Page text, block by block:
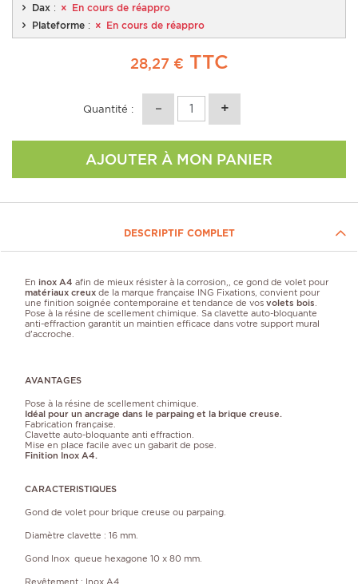
Dax :
En cours de réappro
Plateforme : En cours de réappro
28,27 € TTC
Quantité :
AJOUTER À MON PANIER
DESCRIPTIF COMPLET
En inox A4 afin de mieux résister à la corrosion,, ce gond de volet pour
matériaux creux de la marque française ING Fixations, convient pour
une finition soignée contemporaine et tendance de vos volets bois
Pose à la résine de scellement chimique. Sa clavette auto-bloquante
anti-effraction garantit un maintien efficace dans votre support mural
d'accroche.
AVANTAGES
Pose à la résine de scellement chimique.
Idéal pour un ancrage dans le parpaing et la brique creuse.
Fabrication française.
Clavette auto-bloquante anti effraction.
Mise en place facile avec un gabarit de pose.
Finition Inox A4.
CARACTERISTIQUES
Gond de volet pour brique creuse ou parpaing.
Diamètre clavette : 16 mm.
Gond Inox queue hexagone 10 x 80 mm.
Revêtement : Inox A4.